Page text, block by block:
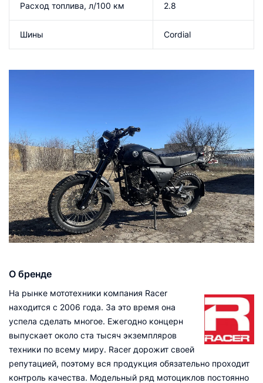
Расход топлива, л/100 км 2.8
Шины Cordial
О бренде
На рынке мототехники компания Racer
находится с 2006 года. За это время она
успела сделать многое. Ежегодно концерн
выпускает около ста тысяч экземпляров
техники по всему миру. Racer дорожит своей
репутацией, поэтому вся продукция обязательно проходит
контроль качества. Модельный ряд мотоциклов постоянно